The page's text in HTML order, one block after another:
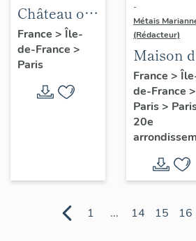
Château ou
pavillon de
Bagatelle
France > Île-
de-France >
Paris
-
Métais
(Rédacteur)
Maison
dite
Pavillon
Carré de
ou
France >
de-France >
Paris>
20e
1 ... 14 15 16